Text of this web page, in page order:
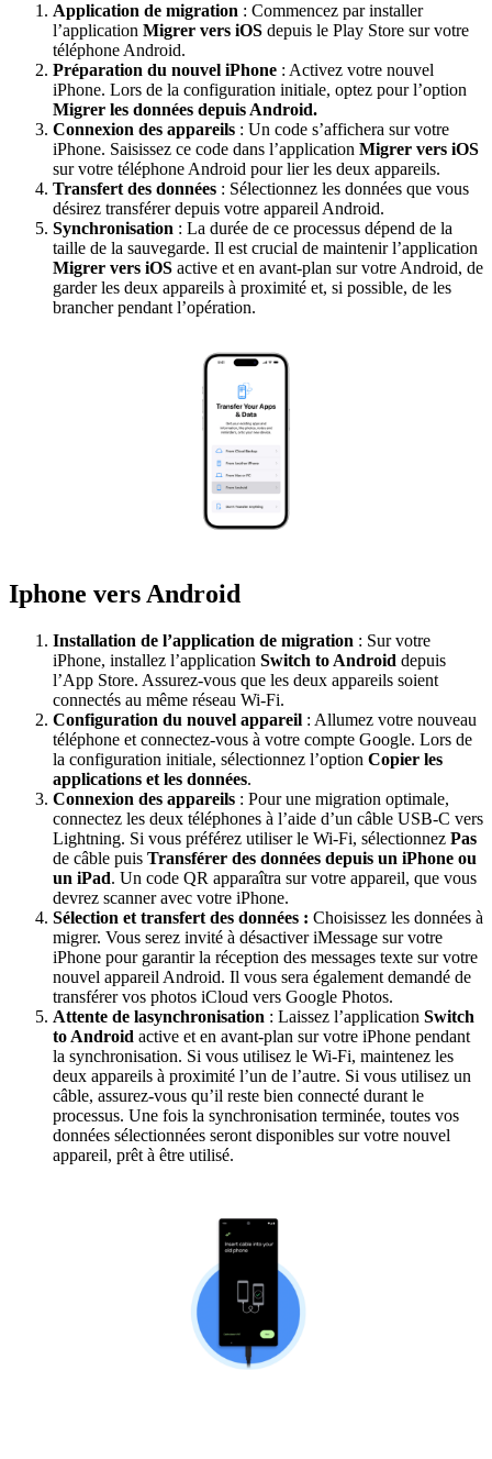
Application de migration : Commencez par installer
l’application Migrer vers iOS depuis le Play Store sur votre
téléphone Android.
Préparation du nouvel iPhone : Activez votre nouvel
iPhone. Lors de la configuration initiale, optez pour l’option
Migrer les données depuis Android.
Connexion des appareils : Un code s’affichera sur votre
iPhone. Saisissez ce code dans l’application Migrer vers iOS
sur votre téléphone Android pour lier les deux appareils.
Transfert des données : Sélectionnez les données que vous
désirez transférer depuis votre appareil Android.
Synchronisation : La durée de ce processus dépend de la
taille de la sauvegarde. Il est crucial de maintenir l’application
Migrer vers iOS active et en avant-plan sur votre Android, de
garder les deux appareils à proximité et, si possible, de les
brancher pendant l’opération.
Iphone vers Android
Installation de l’application de migration : Sur votre
iPhone, installez l’application Switch to Android depuis
l’App Store. Assurez-vous que les deux appareils soient
connectés au même réseau Wi-Fi.
Configuration du nouvel appareil : Allumez votre nouveau
téléphone et connectez-vous à votre compte Google. Lors de
la configuration initiale, sélectionnez l’option Copier les
applications et les données.
Connexion des appareils : Pour une migration optimale,
connectez les deux téléphones à l’aide d’un câble USB-C vers
Lightning. Si vous préférez utiliser le Wi-Fi, sélectionnez Pas
de câble puis Transférer des données depuis un iPhone ou
un iPad. Un code QR apparaîtra sur votre appareil, que vous
devrez scanner avec votre iPhone.
Sélection et transfert des données : Choisissez les données à
migrer. Vous serez invité à désactiver iMessage sur votre
iPhone pour garantir la réception des messages texte sur votre
nouvel appareil Android. Il vous sera également demandé de
transférer vos photos iCloud vers Google Photos.
Attente de lasynchronisation : Laissez l’application Switch
to Android active et en avant-plan sur votre iPhone pendant
la synchronisation. Si vous utilisez le Wi-Fi, maintenez les
deux appareils à proximité l’un de l’autre. Si vous utilisez un
câble, assurez-vous qu’il reste bien connecté durant le
processus. Une fois la synchronisation terminée, toutes vos
données sélectionnées seront disponibles sur votre nouvel
appareil, prêt à être utilisé.